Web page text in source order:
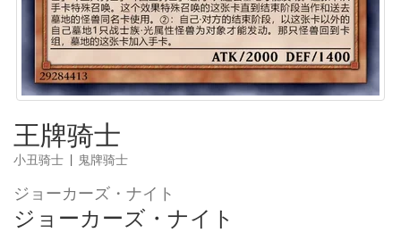
王牌骑士
小丑骑士 | 鬼牌骑士
ジョーカーズ・ナイト
ジョーカーズ・ナイト